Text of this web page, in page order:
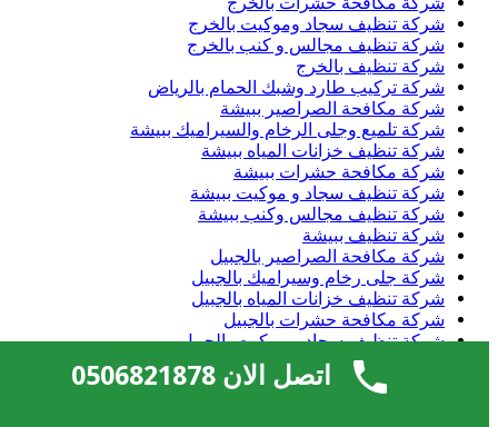
شركة تنظيف سجاد وموكيت بالخرج
شركة تنظيف مجالس و كنب بالخرج
شركة تنظيف بالخرج
شركة تركيب طارد وشبك الحمام بالرياض
شركة مكافحة الصراصير ببيشة
شركة تلميع وجلى الرخام والسيراميك ببيشة
شركة تنظيف خزانات المياه ببيشة
شركة مكافحة حشرات ببيشة
شركة تنظيف سجاد و موكيت ببيشة
شركة تنظيف مجالس وكنب ببيشة
شركة تنظيف ببيشة
شركة مكافحة الصراصير بالجبيل
شركة جلى رخام وسيراميك بالجبيل
شركة تنظيف خزانات المياه بالجبيل
شركة مكافحة حشرات بالجبيل
شركة تنظيف سجاد و موكيت بالجبيل
شركة تنظيف مجالس و كنب بالجبيل
شركة تنظيف بالجبيلاتصل الان 0506821878